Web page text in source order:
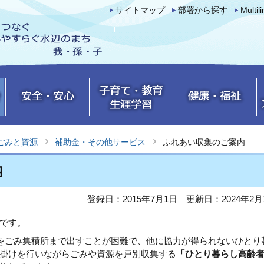
サイトマップ 部署から探す
みと資源 補助金・その他サービス ふれあい収集のご案内
登録日：2015年7月1日 更新日：2024年2
す。
み集積所まで出すことが困難で、他に協力が得られないひとり
けを行いながらごみや資源を戸別収集する
「ひとり暮らし高齢